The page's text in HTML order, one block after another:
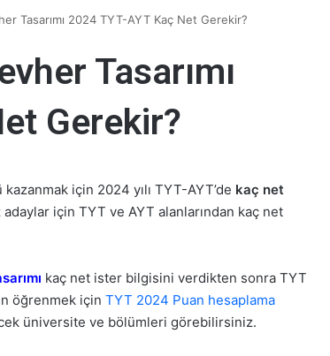
Tasarımı 2024 TYT-AYT Kaç Net Gerekir?
Tasarımı
Gerekir?
için 2024 yılı TYT-AYT’de kaç net
için TYT ve AYT alanlarından kaç net
kaç net ister bilgisini verdikten sonra TYT
öğrenmek için TYT 2024 Puan hesaplama
üniversite ve bölümleri görebilirsiniz.